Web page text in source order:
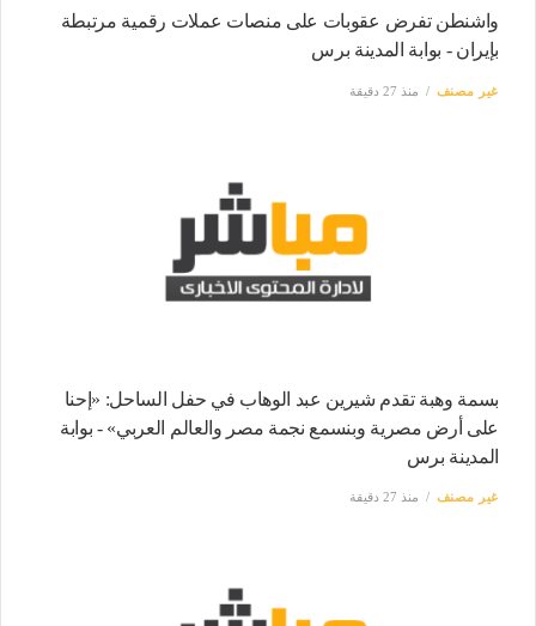
واشنطن تفرض عقوبات على منصات عملات رقمية مرتبطة
بإيران - بوابة المدينة برس
غير مصنف منذ 27 دقيقة
بسمة وهبة تقدم شيرين عبد الوهاب في حفل الساحل: «إحنا
على أرض مصرية وبنسمع نجمة مصر والعالم العربي» - بوابة
المدينة برس
غير مصنف منذ 27 دقيقة